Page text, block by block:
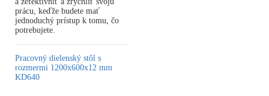
prácu, keďže budete mať
jednoduchý prístup k tomu, čo
potrebujete.
Pracovný dielenský stôl s
rozmermi 1200x600x12 mm
KD640